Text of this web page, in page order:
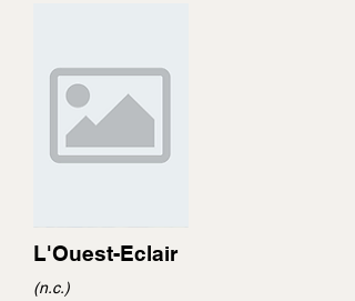
L'Ouest-Eclair
(n.c.)